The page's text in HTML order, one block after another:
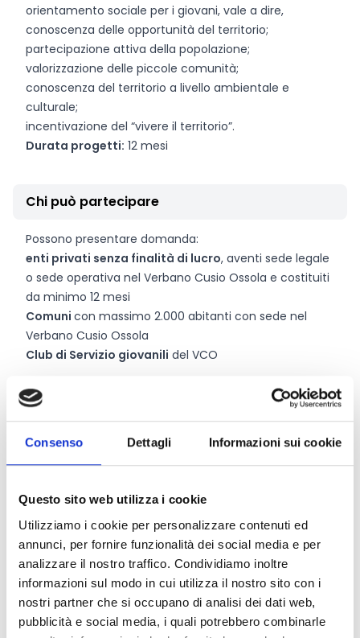
Consenso Dettagli Informazioni sui cookie
Questo sito web utilizza i cookie
Utilizziamo i cookie per personalizzare contenuti ed
annunci, per fornire funzionalità dei social media e per
analizzare il nostro traffico. Condividiamo inoltre
informazioni sul modo in cui utilizza il nostro sito con i
nostri partner che si occupano di analisi dei dati web,
pubblicità e social media, i quali potrebbero combinarle
orientamento sociale per i giovani, vale a dire,
conoscenza delle opportunità del territorio;
partecipazione attiva della popolazione;
valorizzazione delle piccole comunità;
conoscenza del territorio a livello ambientale e
culturale;
incentivazione del “vivere il territorio”.
Durata progetti: 12 mesi
Chi può partecipare
Possono presentare domanda:
enti privati senza finalità di lucro, aventi sede legale
o sede operativa nel Verbano Cusio Ossola e costituiti
da minimo 12 mesi
Comuni con massimo 2.000 abitanti con sede nel
Verbano Cusio Ossola
Club di Servizio giovanili del VCO
Entità del contributo
Dotazione finanziaria complessiva:30.000 Euro
Contributo massimo:3.000 Euro
Costo massimo progetto:10.000 Euro
Link e Documenti
Pagina web per formulari e documenti
Bando